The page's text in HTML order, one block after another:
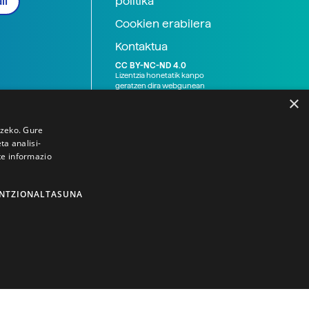
Cookien erabilera
Kontaktua
CC BY-NC-ND 4.0
Lizentzia honetatik kanpo
geratzen dira webgunean
×
Gure
analisi-
informazio